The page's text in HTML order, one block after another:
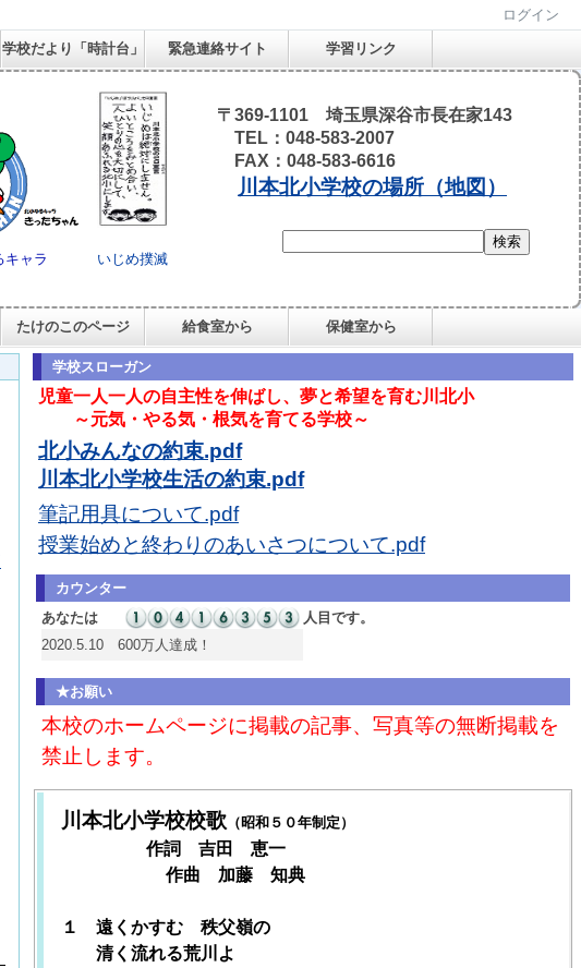
ログイン
学校だより「時計台」 緊急連絡サイト 学習リンク
キャラ いじめ撲滅
〒369-1101 埼玉県深谷市長在家143
TEL：048-583-2007
FAX：048-583-6616
川本北小学校の場所（地図）
たけのこのページ 給食室から 保健室から
学校スローガン
児童一人一人の自主性を伸ばし、夢と希望を育む川北小
～元気・やる気・根気を育てる学校～
北小みんなの約束.pdf
川本北小学校生活の約束.pdf
筆記用具について.pdf
授業始めと終わりのあいさつについて.pdf
カウンター
あなたは
人目です。
2020.5.10 600万人達成！
★お願い
本校のホームページに掲載の記事、写真等の無断掲載を
禁止します。
川本北小学校校歌 （昭和５０年制定）
作詞 吉田 恵一
作曲 加藤 知典
１ 遠くかすむ 秩父嶺の
清く流れる荒川よ